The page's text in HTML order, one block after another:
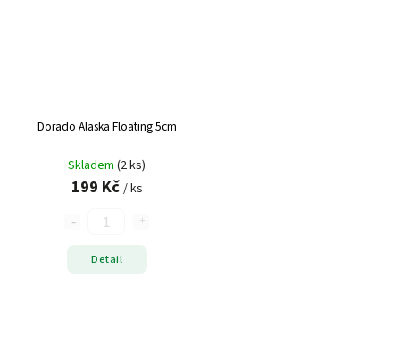
Dorado Alaska Floating 5cm
Skladem (2 ks)
199 Kč / ks
Detail